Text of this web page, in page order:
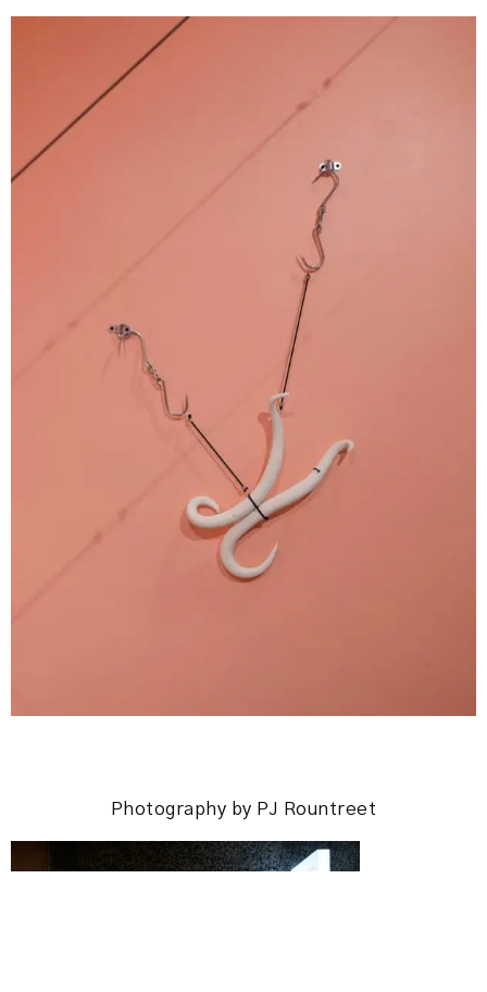
Photography by PJ Rountreet